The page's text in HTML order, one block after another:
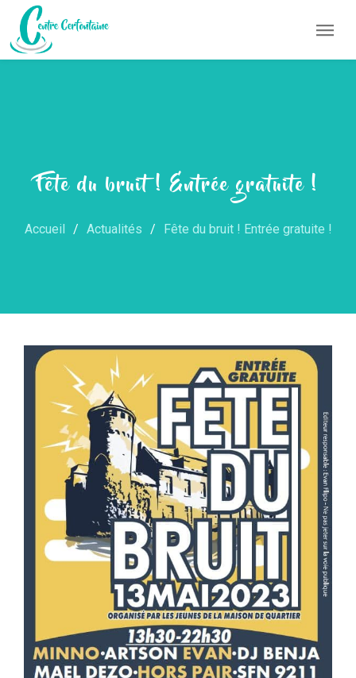
Fête du bruit ! Entrée gratuite !
Accueil Actualités Fête du bruit ! Entrée gratuite !